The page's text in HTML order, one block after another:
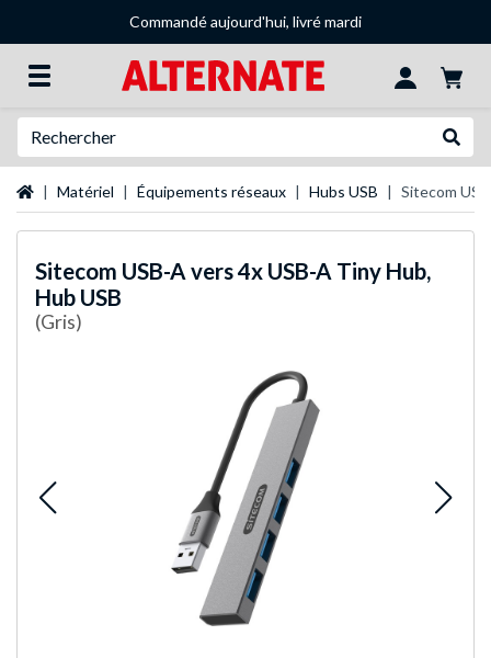
Commandé aujourd'hui, livré mardi
Page d'accueil
Matériel Équipements réseaux Hubs USB Sitecom
Sitecom USB-A vers 4x USB-A Tiny Hub,
Hub USB
(Gris)